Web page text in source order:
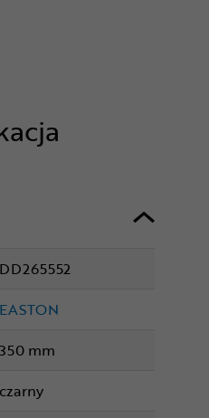
DD265552
EASTON
350 mm
czarny